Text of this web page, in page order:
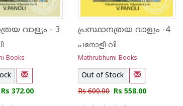
വാള്യം - 3
Books
Rs 372.00
പ്രസ്ഥാനത്രയ വാള്യം -4
പനോളി വി
Mathrubhumi Books
Out of Stock
Rs 600.00 Rs 558.00